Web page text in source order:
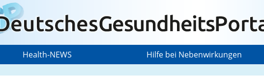
Health-NEWS Hilfe bei Nebenwirkungen